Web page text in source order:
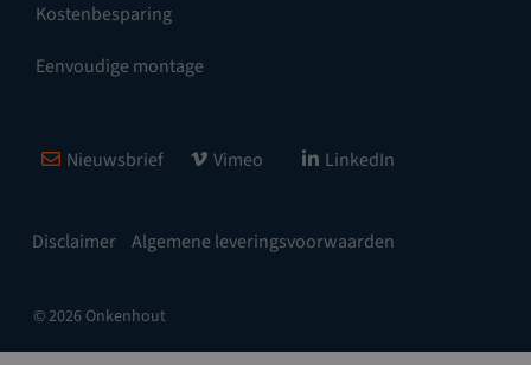
Kostenbesparing
Eenvoudige montage
Disclaimer Algemene leveringsvoorwaarden
Nieuwsbrief Vimeo LinkedIn
© 2026 Onkenhout